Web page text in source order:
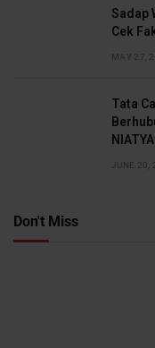
Sadap
Cek
MAY 27,
Tata
NIATYA
JUNE 20,
Don't Miss